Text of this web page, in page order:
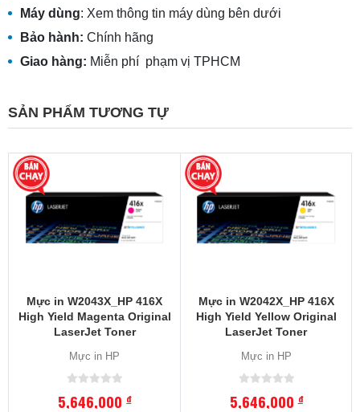
Máy dùng: Xem thông tin máy dùng bên dưới
Bảo hành: Chính hãng
Giao hàng: Miễn phí phạm vị TPHCM
SẢN PHẨM TƯƠNG TỰ
Mực in W2043X_HP 416X
High Yield Magenta Original
LaserJet Toner
Trang In:6000.Máy In
Tương ThíchM454, M479
Mực in HP
5,646,000đ
Mực in W2042X_HP 416X
High Yield Yellow Original
LaserJet Toner
Trang In:6000.Máy In
Tương ThíchM454, M479
Mực in HP
5,646,000đ